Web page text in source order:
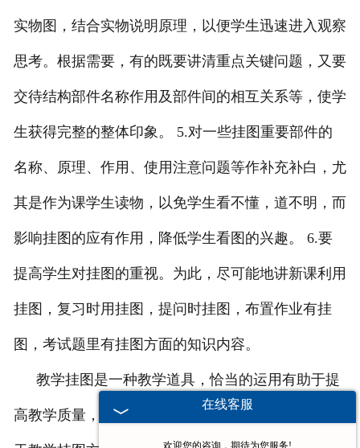
实物图，结合实物说明原理，以便学生迅速进入观察
思考。根据需要，有的既要讲清重点关键问题，又要
交待结构部件名称作用及部件间的相互关系等，使学
生获得完整的整体印象。 5.对一些挂图重要部件的
名称、原理、作用、使用注意问题等作补充补白，尤
其是作为课学生读物，以免学生看不懂，道不明，而
影响挂图的应有作用，降低学生看图的兴趣。 6.要
提高学生对挂图的重视。为此，尽可能地讲新课利用
挂图，复习时用挂图，提问时挂图，布置作业有挂
图，考试题里有挂图方面的知识内容。
教学挂图是一种教学道具，恰当的运用有助于提
高教学质量，会收获到很好的效果。若需了解更多关
在线客服
欢迎您的咨询，期待为您服务!